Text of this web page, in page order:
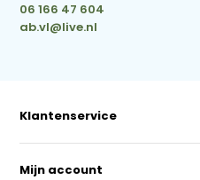
06 166 47 604
ab.vl@live.nl
Klantenservice
Mijn account